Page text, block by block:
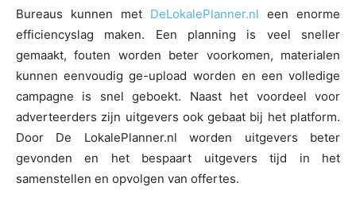
Bureaus kunnen met DeLokalePlanner.nl een enorme
efficiencyslag maken. Een planning is veel sneller
gemaakt, fouten worden beter voorkomen, materialen
kunnen eenvoudig ge-upload worden en een volledige
campagne is snel geboekt. Naast het voordeel voor
adverteerders zijn uitgevers ook gebaat bij het platform.
Door De LokalePlanner.nl worden uitgevers beter
gevonden en het bespaart uitgevers tijd in het
samenstellen en opvolgen van offertes.